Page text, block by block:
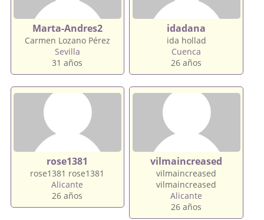
Marta-Andres2
Carmen Lozano Pérez
Sevilla
31 años
idadana
ida hollad
Cuenca
26 años
rose1381
rose1381 rose1381
Alicante
26 años
vilmaincreased
vilmaincreased
vilmaincreased
Alicante
26 años